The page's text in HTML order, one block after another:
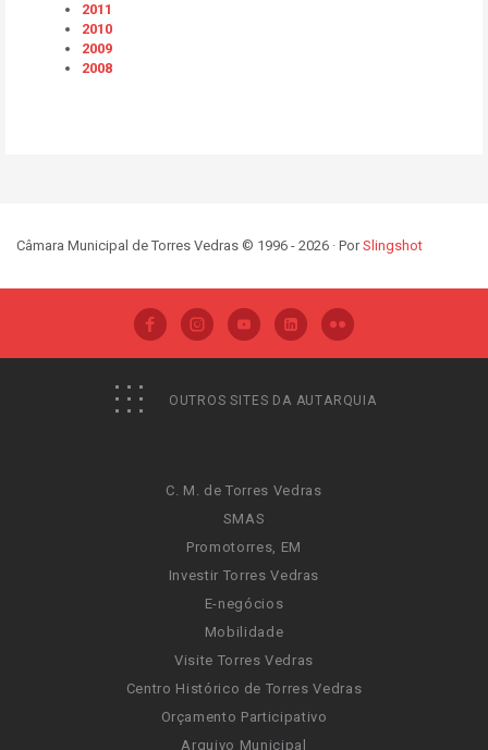
2011
2010
2009
2008
Câmara Municipal de Torres Vedras © 1996 - 2026 · PorSlingshot
OUTROS SITES DA AUTARQUIA
C. M. de Torres Vedras
SMAS
Promotorres, EM
Investir Torres Vedras
E-negócios
Mobilidade
Visite Torres Vedras
Centro Histórico de Torres Vedras
Orçamento Participativo
Arquivo Municipal